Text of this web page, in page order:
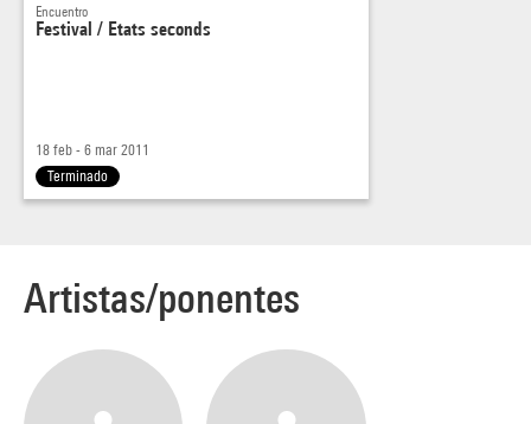
Pour recevoir les annonces de nos soirées : Claire Couffy,
Encuentro
Festival / Etats seconds
18 feb - 6 mar 2011
Terminado
Artistas/ponentes